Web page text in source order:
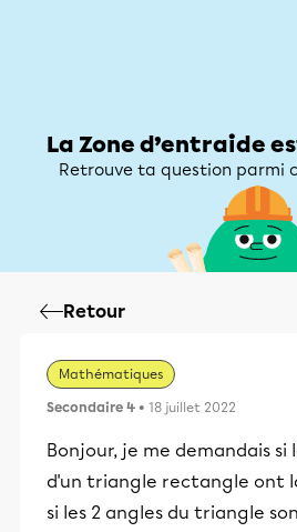
La Zone d’entraide
Retrouve ta question parmi
Retour
Mathématiques
Secondaire 4 • 18 juillet 2022
Bonjour, je me demandais
d'un triangle rectangle ont
si les 2 angles du triangle